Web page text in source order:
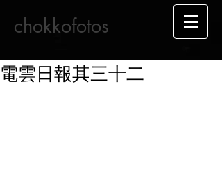
chokkofotos
電雲日報其三十二